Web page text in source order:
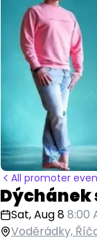
All promoter
Dýchánek
Sat, Aug 88:00
Voděrádky,